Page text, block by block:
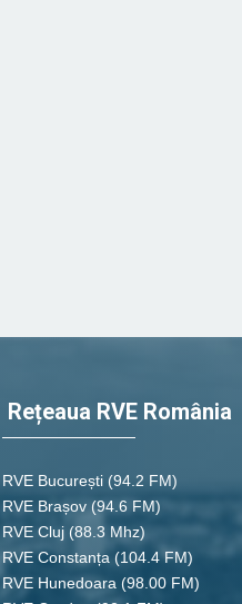
Rețeaua RVE România
RVE București (94.2 FM)
RVE Brașov (94.6 FM)
RVE Cluj (88.3 Mhz)
RVE Constanța (104.4 FM)
RVE Hunedoara (98.00 FM)